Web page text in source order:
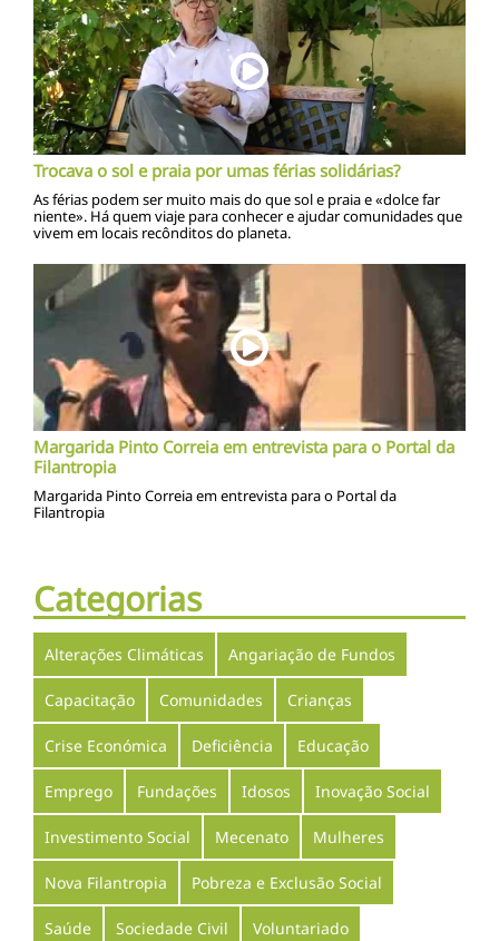
Trocava o sol e praia por umas férias solidárias?
As férias podem ser muito mais do que sol e praia e «dolce far
niente». Há quem viaje para conhecer e ajudar comunidades que
vivem em locais recônditos do planeta.
Margarida Pinto Correia em entrevista para o Portal da
Filantropia
Margarida Pinto Correia em entrevista para o Portal da
Filantropia
Categorias
Alterações Climáticas Angariação de Fundos
Capacitação Comunidades Crianças
Crise Económica Deficiência Educação
Emprego Fundações Idosos Inovação Social
Investimento Social Mecenato Mulheres
Nova Filantropia Pobreza e Exclusão Social
Saúde Sociedade Civil Voluntariado